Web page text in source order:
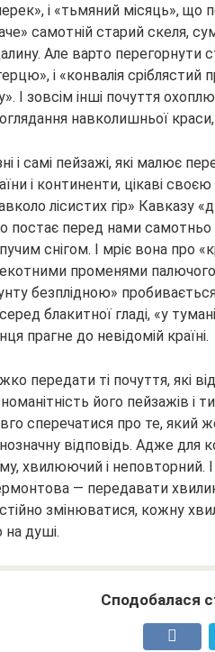
і «тьмяний місяць», що
самотній старий скеля,
Але варто перегорнути
і «конвалія
І зовсім інші почуття
навколишньої
і самі пейзажі, які малює
і континенти, цікаві
лісистих гір» Кавказу
постає перед нами самотньо
снігом. І мріє вона про
променями палючого
безплідною»
блакитної гладі, «у
прагне до невідомій країні.
передати ті почуття, які
його пейзажів
сперечатися про те, який
відповідь. Адже для
хвилюючий і неповторний. І
— передавати
змінюватися, кожну
душі.
Сподобалася